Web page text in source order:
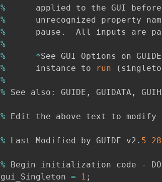
%
applied to the GUI
%
%
      pause
.
All inputs are
%
%
*See GUI Options on
%
      instance to
run (
%
% See also : GUIDE , GUIDATA ,
% Edit the above text to modify
% Last Modified by GUIDE v2 . 5 28
% Begin initialization code -
gui_Singleton = 1 ;